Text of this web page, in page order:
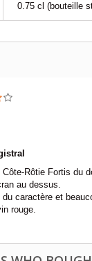
0.75 cl (bouteille
Côte-Rôtie Fortis du
au dessus.
caractère et
rouge.